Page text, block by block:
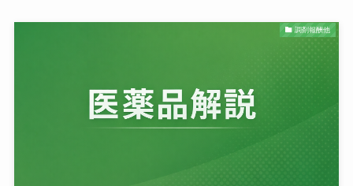
調剤報酬他